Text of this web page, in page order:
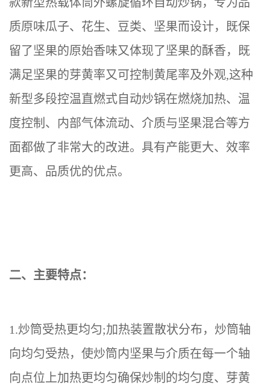
质原味瓜子、花生、豆类、坚果而设计，既保
留了坚果的原始香味又体现了坚果的酥香，既
满足坚果的芽黄率又可控制黄尾率及外观,这种
新型多段控温直燃式自动炒锅在燃烧加热、温
度控制、内部气体流动、介质与坚果混合等方
面都做了非常大的改进。具有产能更大、效率
更高、品质优的优点。
二、主要特点：
1.炒筒受热更均匀;加热装置散状分布，炒筒轴
向均匀受热，使炒筒内坚果与介质在每一个轴
向点位上加热更均匀确保炒制的均匀度、芽黄